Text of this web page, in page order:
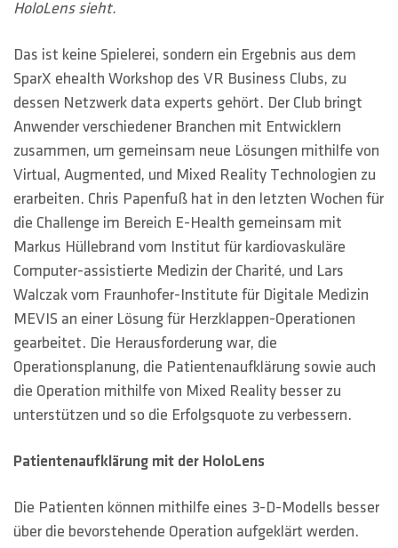
HoloLens sieht.
Das ist keine Spielerei, sondern ein Ergebnis aus dem
SparX ehealth Workshop des VR Business Clubs, zu
dessen Netzwerk data experts gehört. Der Club bringt
Anwender verschiedener Branchen mit Entwicklern
zusammen, um gemeinsam neue Lösungen mithilfe von
Virtual, Augmented, und Mixed Reality Technologien zu
erarbeiten. Chris Papenfuß hat in den letzten Wochen für
die Challenge im Bereich E-Health gemeinsam mit
Markus Hüllebrand vom Institut für kardiovaskuläre
Computer-assistierte Medizin der Charité, und Lars
Walczak vom Fraunhofer-Institute für Digitale Medizin
MEVIS an einer Lösung für Herzklappen-Operationen
gearbeitet. Die Herausforderung war, die
Operationsplanung, die Patientenaufklärung sowie auch
die Operation mithilfe von Mixed Reality besser zu
unterstützen und so die Erfolgsquote zu verbessern.
Patientenaufklärung mit der HoloLens
Die Patienten können mithilfe eines 3-D-Modells besser
über die bevorstehende Operation aufgeklärt werden.